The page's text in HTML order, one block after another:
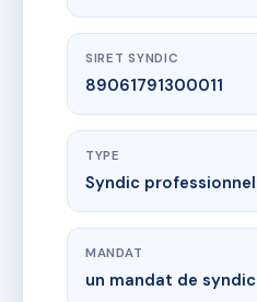
SIRET SYNDIC
89061791300011
TYPE
Syndic professionnel
MANDAT
un mandat de syndic